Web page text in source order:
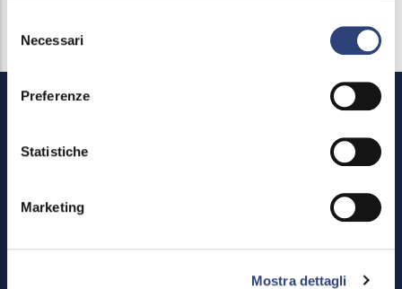
delNecessari
Preferenze
Statistiche
Marketing
Mostra dettagli
Area riservata